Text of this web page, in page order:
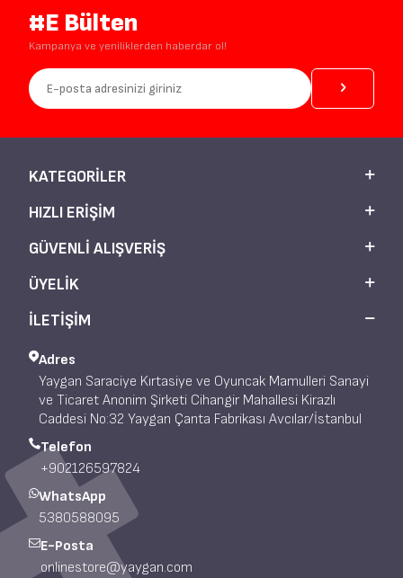
#E Bülten
Kampanya ve yeniliklerden haberdar ol!
KATEGORILER
HIZLI ERIŞIM
GÜVENLI ALIŞVERIŞ
ÜYELIK
İLETİŞİM
Adres
Yaygan Saraciye Kırtasiye ve Oyuncak Mamulleri Sanayi
ve Ticaret Anonim Şirketi Cihangir Mahallesi Kirazlı
Caddesi No:32 Yaygan Çanta Fabrikası Avcılar/İstanbul
Telefon
+902126597824
WhatsApp
5380588095
E-Posta
onlinestore@yaygan.com